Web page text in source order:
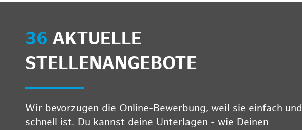
36 AKTUELLE
STELLENANGEBOTE
Wir bevorzugen die Online-Bewerbung, weil sie einfach und
schnell ist. Du kannst deine Unterlagen - wie Deinen